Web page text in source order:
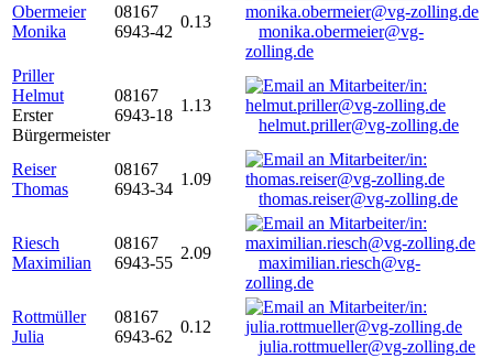
Obermeier
Monika
08167
6943-42
0.13
monika.obermeier@vg-
zolling.de
Priller
Helmut
Erster
Bürgermeister
08167
6943-18
1.13
helmut.priller@vg-zolling.de
Reiser
Thomas
08167
6943-34
1.09
thomas.reiser@vg-zolling.de
Riesch
Maximilian
08167
6943-55
2.09
maximilian.riesch@vg-
zolling.de
Rottmüller
Julia
08167
6943-62
0.12
julia.rottmueller@vg-zolling.de